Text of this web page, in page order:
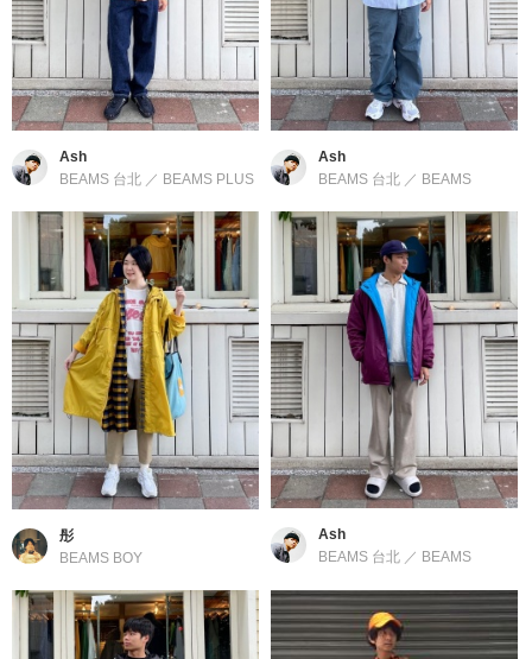
Ash
BEAMS 台北 ／ BEAMS PLUS
Ash
BEAMS 台北 ／ BEAMS
彤
BEAMS BOY
Ash
BEAMS 台北 ／ BEAMS